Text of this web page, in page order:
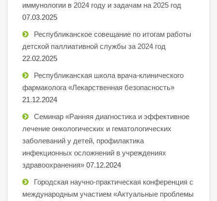
иммунологии в 2024 году и задачам на 2025 год
07.03.2025
Республиканское совещание по итогам работы
детской паллиативной службы за 2024 год
22.02.2025
Республиканская школа врача-клинического
фармаколога «Лекарственная безопасность»
21.12.2024
Семинар «Ранняя диагностика и эффективное
лечение онкологических и гематологических
заболеваний у детей, профилактика
инфекционных осложнений в учреждениях
здравоохранения» 07.12.2024
Городская научно-практическая конференция с
международным участием «Актуальные проблемы